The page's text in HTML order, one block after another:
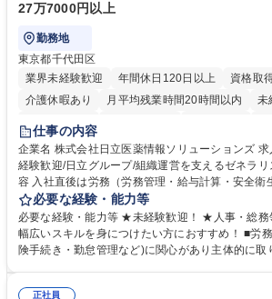
27万7000円以上
勤務地
東京都千代田区
業界未経験歓迎
年間休日120日以上
資格取
介護休暇あり
月平均残業時間20時間以内
未
住宅手当あり
育休あり
完全週休2日制 交通費支給 土日
仕事の内容
企業名 株式会社日立医薬情報ソリューションズ 求人名 【総務・人事】未
経験歓迎/日立グループ/組織運営を支えるゼネラリストを
容 入社直後は労務（労務管理・給与計算・安全衛
任せいたします。将来は総務・採用・教育業務へ
営を支えるゼネラリストをめざせます。 ・初期業務：労働時間管理、給与
計算、社会保険対応、福利厚生管理、安全衛生、
します。ご経験に応じて、休職者管理など、幅広
幅広く経験を積みたい意欲がある方に最適な環境です。 募集職
必要な経験・能力等
必要な経験・能力等 ★未経験歓迎！ ★人事・総務
幅広いスキルを身につけたい方におすすめ！ ■労務管理(給与計算・社会保
険手続き・勤怠管理など)に関心があり主体的に
正社員